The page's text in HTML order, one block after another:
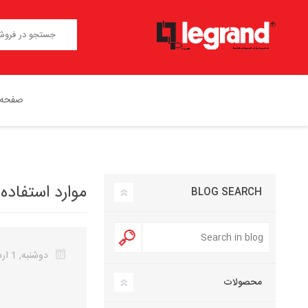
موارد
دوشنبه, 1 اردیبهشت 1404
BLOG SEARCH
محصولات